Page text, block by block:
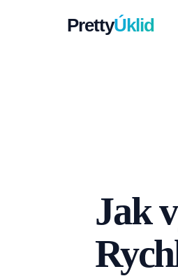
PrettyÚklid
Jak